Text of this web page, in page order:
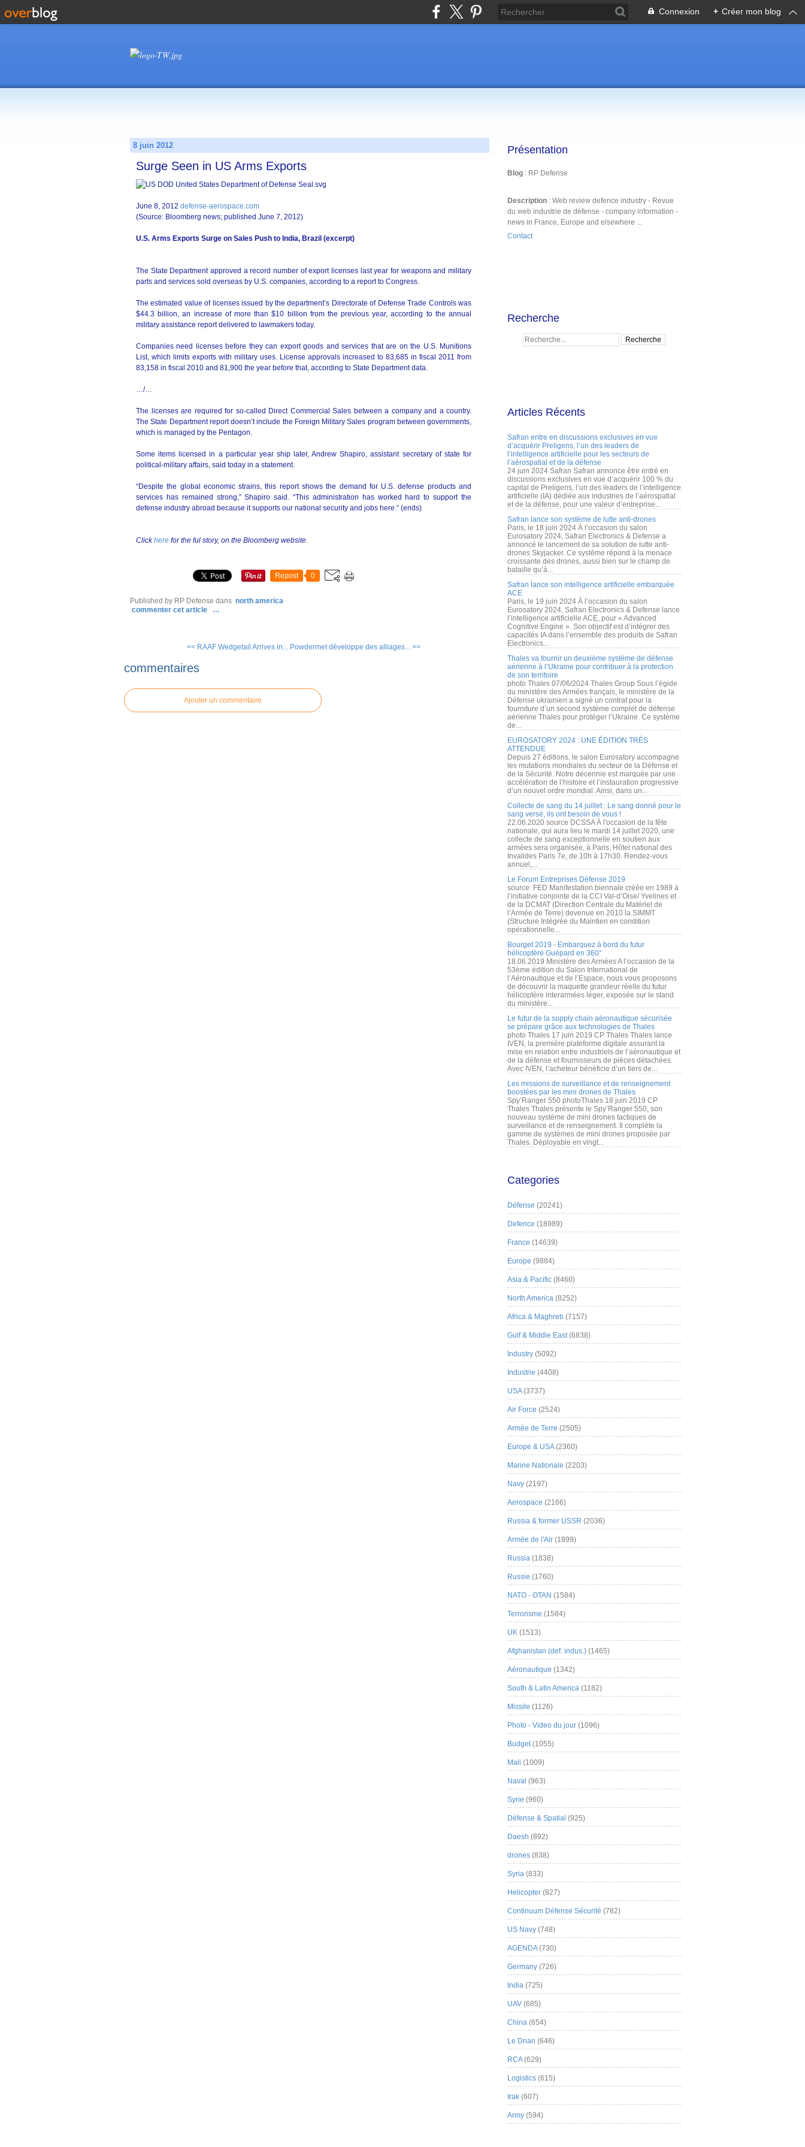
Connexion + Créer mon blog
8 juin 2012
Surge Seen in US Arms Exports
June 8, 2012 defense-aerospace.com
(Source: Bloomberg news; published June 7, 2012)
U.S. Arms Exports Surge on Sales Push to India, Brazil (excerpt)
The State Department approved a record number of export licenses last year for weapons and military
parts and services sold overseas by U.S. companies, according to a report to Congress.
The estimated value of licenses issued by the department’s Directorate of Defense Trade Controls was
$44.3 billion, an increase of more than $10 billion from the previous year, according to the annual
military assistance report delivered to lawmakers today.
Companies need licenses before they can export goods and services that are on the U.S. Munitions
List, which limits exports with military uses. License approvals increased to 83,685 in fiscal 2011 from
83,158 in fiscal 2010 and 81,900 the year before that, according to State Department data.
…/…
The licenses are required for so-called Direct Commercial Sales between a company and a country.
The State Department report doesn’t include the Foreign Military Sales program between governments,
which is managed by the Pentagon.
Some items licensed in a particular year ship later, Andrew Shapiro, assistant secretary of state for
political-military affairs, said today in a statement.
“Despite the global economic strains, this report shows the demand for U.S. defense products and
services has remained strong,” Shapiro said. “This administration has worked hard to support the
defense industry abroad because it supports our national security and jobs here.” (ends)
Clickhere for the ful story, on the Bloomberg website.
Repost 0
Published by RP Defense dans north america
commenter cet article
…
<< RAAF Wedgetail Arrives in... Powdermet développe des alliages... >>
commentaires
Ajouter un commentaire
Présentation
Blog : RP Defense
Description : Web review defence industry - Revue
du web industrie de défense - company information -
news in France, Europe and elsewhere ...
Contact
Recherche
Articles Récents
Safran entre en discussions exclusives en vue
d’acquérir Preligens, l’un des leaders de
l’intelligence artificielle pour les secteurs de
l’aérospatial et de la défense
24 juin 2024 Safran Safran annonce être entré en
discussions exclusives en vue d’acquérir 100 % du
capital de Preligens, l’un des leaders de l’intelligence
artificielle (IA) dédiée aux industries de l’aérospatial
et de la défense, pour une valeur d’entreprise...
Safran lance son système de lutte anti-drones
Paris, le 18 juin 2024 À l’occasion du salon
Eurosatory 2024, Safran Electronics & Defense a
annoncé le lancement de sa solution de lutte anti-
drones Skyjacker. Ce système répond à la menace
croissante des drones, aussi bien sur le champ de
bataille qu’à...
Safran lance son intelligence artificielle embarquée
ACE
Paris, le 19 juin 2024 À l’occasion du salon
Eurosatory 2024, Safran Electronics & Defense lance
l’intelligence artificielle ACE, pour « Advanced
Cognitive Engine ». Son objectif est d’intégrer des
capacités IA dans l’ensemble des produits de Safran
Electronics...
Thales va fournir un deuxième système de défense
aérienne à l’Ukraine pour contribuer à la protection
de son territoire
photo Thales 07/06/2024 Thales Group Sous l’égide
du ministère des Armées français, le ministère de la
Défense ukrainien a signé un contrat pour la
fourniture d’un second système complet de défense
aérienne Thales pour protéger l’Ukraine. Ce système
de...
EUROSATORY 2024 : UNE ÉDITION TRÈS
ATTENDUE
Depuis 27 éditions, le salon Eurosatory accompagne
les mutations mondiales du secteur de la Défense et
de la Sécurité. Notre décennie est marquée par une
accélération de l’histoire et l’instauration progressive
d’un nouvel ordre mondial. Ainsi, dans un...
Collecte de sang du 14 juillet : Le sang donné pour le
sang versé, ils ont besoin de vous !
22.06.2020 source DCSSA À l'occasion de la fête
nationale, qui aura lieu le mardi 14 juillet 2020, une
collecte de sang exceptionnelle en soutien aux
armées sera organisée, à Paris, Hôtel national des
Invalides Paris 7e, de 10h à 17h30. Rendez-vous
annuel,...
Le Forum Entreprises Défense 2019
source: FED Manifestation biennale créée en 1989 à
l’initiative conjointe de la CCI Val-d’Oise/ Yvelines et
de la DCMAT (Direction Centrale du Matériel de
l’Armée de Terre) devenue en 2010 la SIMMT
(Structure Intégrée du Maintien en condition
opérationnelle...
Bourget 2019 - Embarquez à bord du futur
hélicoptère Guépard en 360°
18.06.2019 Ministère des Armées A l’occasion de la
53ème édition du Salon International de
l’Aéronautique et de l’Espace, nous vous proposons
de découvrir la maquette grandeur réelle du futur
hélicoptère interarmées léger, exposée sur le stand
du ministère...
Le futur de la supply chain aéronautique sécurisée
se prépare grâce aux technologies de Thales
photo Thales 17 juin 2019 CP Thales Thales lance
IVEN, la première plateforme digitale assurant la
mise en relation entre industriels de l’aéronautique et
de la défense et fournisseurs de pièces détachées.
Avec IVEN, l’acheteur bénéficie d’un tiers de...
Les missions de surveillance et de renseignement
boostées par les mini drones de Thales
Spy’Ranger 550 photoThales 18 juin 2019 CP
Thales Thales présente le Spy’Ranger 550, son
nouveau système de mini drones tactiques de
surveillance et de renseignement. Il complète la
gamme de systèmes de mini drones proposée par
Thales. Déployable en vingt...
Categories
Défense (20241)
Defence (18989)
France (14639)
Europe (9884)
Asia & Pacific (8460)
North America (8252)
Africa & Maghreb (7157)
Gulf & Middle East(6838)
Industry (5092)
Industrie (4408)
USA(3737)
Air Force (2524)
Armée de Terre (2505)
Europe & USA(2360)
Marine Nationale (2203)
Navy (2197)
Aerospace (2166)
Russia & former USSR (2036)
Armée de l'Air (1899)
Russia (1838)
Russie (1760)
NATO - OTAN (1584)
Terrorisme (1584)
UK (1513)
Afghanistan (def. indus.) (1465)
Aéronautique (1342)
South & Latin America (1182)
Missile (1126)
Photo - Video du jour (1096)
Budget(1055)
Mali (1009)
Naval (963)
Syrie (960)
Défense & Spatial (925)
Daesh (892)
drones (838)
Syria (833)
Helicopter (827)
Continuum Défense Sécurité (782)
US Navy (748)
AGENDA(730)
Germany (726)
India (725)
UAV (685)
China (654)
Le Drian (646)
RCA(629)
Logistics (615)
Irak (607)
Army (594)